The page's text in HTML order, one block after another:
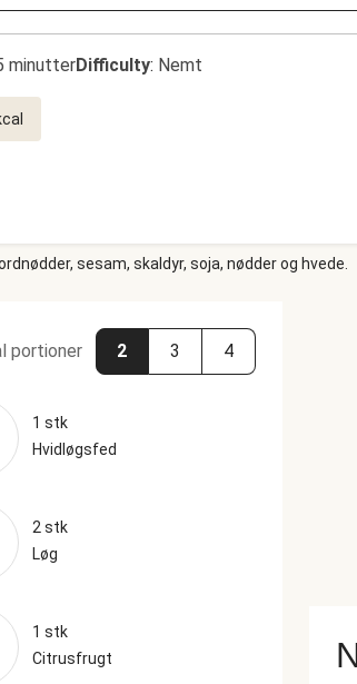
minutterDifficulty: Nemt
sesam, skaldyr, soja, nødder og hvede.
portioner 2 3 4
1 stk
Hvidløgsfed
2 stk
Løg
1 stk
Citrusfrugt